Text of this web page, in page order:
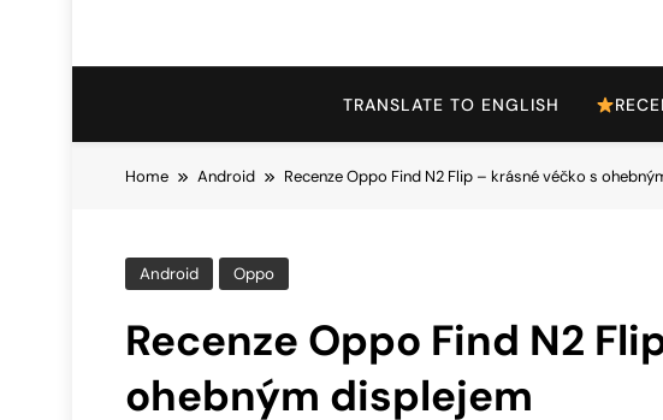
TRANSLATE TO ENGLISH
Home Android Recenze Oppo Find N2 Flip – krásné véčko s
Android Oppo
Recenze Oppo Find N2
ohebným displejem